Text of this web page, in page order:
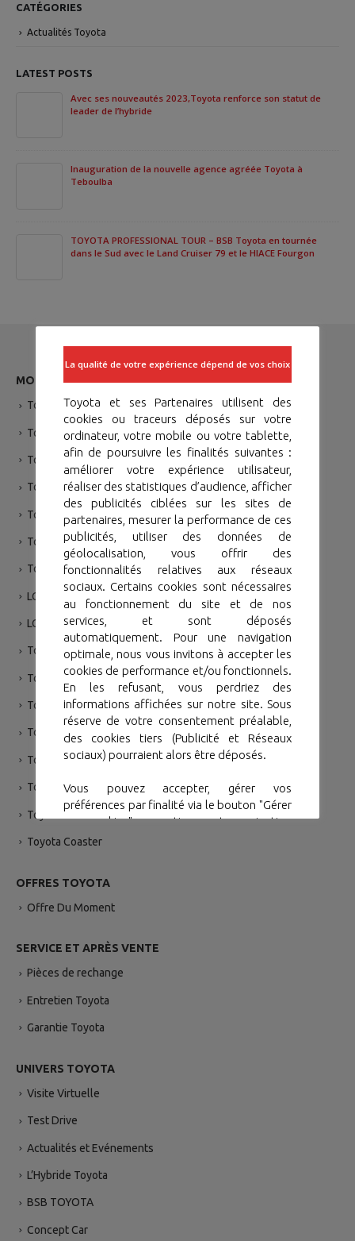
CATÉGORIES
Actualités Toyota
LATEST POSTS
Avec ses nouveautés 2023,Toyota renforce son statut de
leader de l’hybride
Inauguration de la nouvelle agence agréée Toyota à
Teboulba
TOYOTA PROFESSIONAL TOUR – BSB Toyota en tournée
dans le Sud avec le Land Cruiser 79 et le HIACE Fourgon
MODÉLES
Toyota Yaris
Toyota Corolla Sedan
Toyota Yaris Cross Hybride
Toyota RAV 4
Toyota Hilux
Toyota Hilux Single
Toyota Prado
LC 79
LC 76
Toyota Fortuner
Toyota Land Cruiser VX
Toyota Land Cruiser GR-SPORT
Toyota Yaris Hybride Taxi
Toyota Hiace VAN 3P
Toyota Hiace 9P
Toyota Hiace 16P
Toyota Coaster
OFFRES TOYOTA
Offre Du Moment
SERVICE ET APRÈS VENTE
Pièces de rechange
Entretien Toyota
Garantie Toyota
UNIVERS TOYOTA
Visite Virtuelle
Test Drive
Actualités et Evénements
L’Hybride Toyota
BSB TOYOTA
Concept Car
La qualité de votre expérience dépend de vos choix
Toyota et ses Partenaires utilisent des
cookies ou traceurs déposés sur votre
ordinateur, votre mobile ou votre tablette,
afin de poursuivre les finalités suivantes :
améliorer votre expérience utilisateur,
réaliser des statistiques d’audience, afficher
des publicités ciblées sur les sites de
partenaires, mesurer la performance de ces
publicités, utiliser des données de
géolocalisation, vous offrir des
fonctionnalités relatives aux réseaux
sociaux. Certains cookies sont nécessaires
au fonctionnement du site et de nos
services, et sont déposés
automatiquement. Pour une navigation
optimale, nous vous invitons à accepter les
cookies de performance et/ou fonctionnels.
En les refusant, vous perdriez des
informations affichées sur notre site. Sous
réserve de votre consentement préalable,
des cookies tiers (Publicité et Réseaux
sociaux) pourraient alors être déposés.
Vous pouvez accepter, gérer vos
préférences par finalité via le bouton "Gérer
mes cookies". ou continuer votre navigation
sans accepter via le bouton "Continuer sans